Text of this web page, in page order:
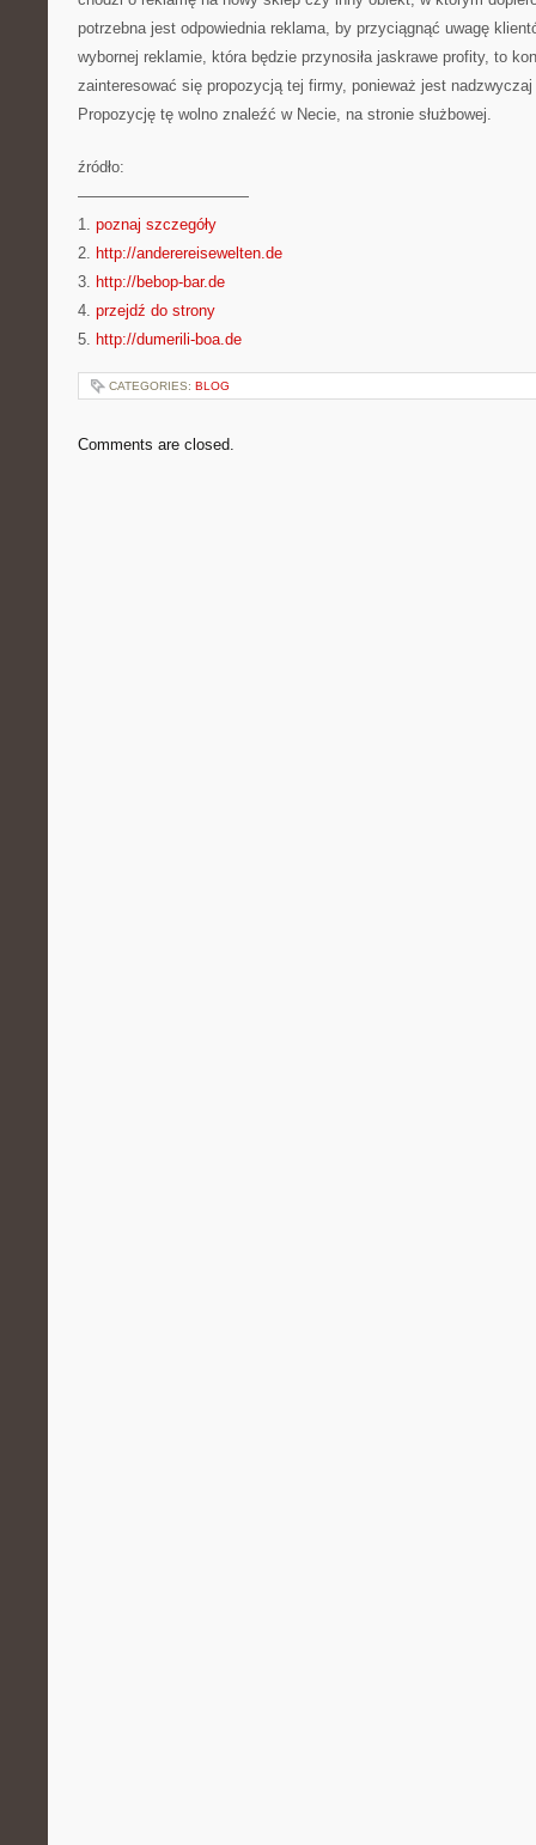
potrzebna jest odpowiednia reklama, by przyciągnąć uwagę
wybornej reklamie, która będzie przynosiła jaskrawe profity, to
zainteresować się propozycją tej firmy, ponieważ jest
Propozycję tę wolno znaleźć w Necie, na stronie służbowej.
źródło:
———————————
1. poznaj szczegóły
2. http://anderereisewelten.de
3. http://bebop-bar.de
4. przejdź do strony
5. http://dumerili-boa.de
CATEGORIES: BLOG
Comments are closed.